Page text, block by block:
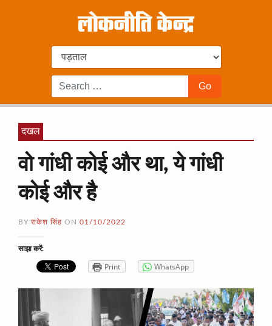
दखल
वो गांधी कोई और था, ये गांधी
कोई और है
BY राकेश सिंह ON 01/10/2022
साझा करें:
Print WhatsApp